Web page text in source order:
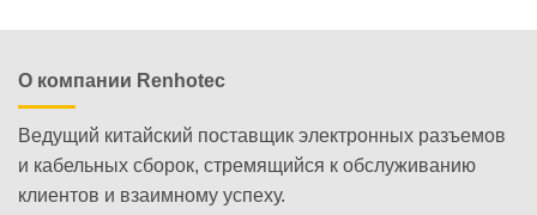
О компании Renhotec
Ведущий китайский поставщик электронных разъемов
и кабельных сборок, стремящийся к обслуживанию
клиентов и взаимному успеху.